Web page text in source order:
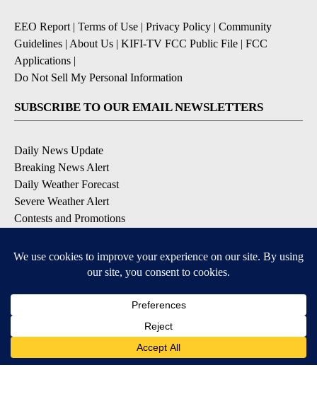
EEO Report | Terms of Use | Privacy Policy | Community
Guidelines | About Us | KIFI-TV FCC Public File | FCC
Applications |
Do Not Sell My Personal Information
SUBSCRIBE TO OUR EMAIL NEWSLETTERS
Daily News Update
Breaking News Alert
Daily Weather Forecast
Severe Weather Alert
Contests and Promotions